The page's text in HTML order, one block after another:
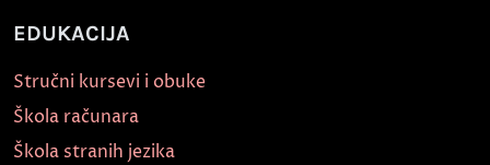
EDUKACIJA
Stručni kursevi i obuke
Škola računara
Škola stranih jezika